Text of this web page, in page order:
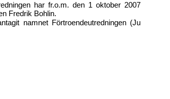
har fr.o.m. den 1 oktober 2007
Fredrik Bohlin.
namnet Förtroendeutredningen (Ju